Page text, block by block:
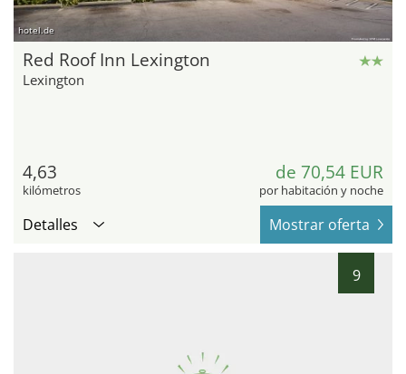
hotel.de
Red Roof Inn Lexington
Lexington
4,63
kilómetros
de 70,54 EUR
por habitación y noche
Detalles Mostrar oferta
9